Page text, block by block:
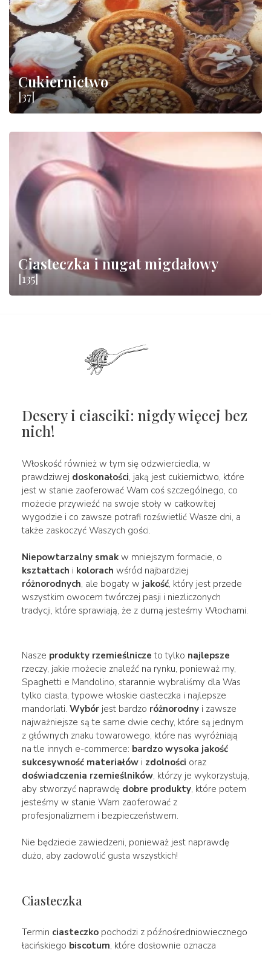
Cukiernictwo
[37]
Ciasteczka i nugat migdałowy
[135]
Desery i ciasciki: nigdy więcej bez
nich!
Włoskość również w tym się odzwierciedla, w
prawdziwej doskonałości, jaką jest cukiernictwo, które
jest w stanie zaoferować Wam coś szczególnego, co
możecie przywieźć na swoje stoły w całkowitej
wygodzie i co zawsze potrafi rozświetlić Wasze dni, a
także zaskoczyć Waszych gości.
Niepowtarzalny smakw mniejszym formacie, o
kształtach i kolorach wśród najbardziej
różnorodnych, ale bogaty w jakość, który jest przede
wszystkim owocem twórczej pasji i niezliczonych
tradycji, które sprawiają, że z dumą jesteśmy Włochami.
Nasze produkty rzemieślnicze to tylko najlepsze
rzeczy, jakie możecie znaleźć na rynku, ponieważ my,
Spaghetti e Mandolino, starannie wybraliśmy dla Was
tylko ciasta, typowe włoskie ciasteczka i najlepsze
mandorlati. Wybórjest bardzo różnorodnyi zawsze
najważniejsze są te same dwie cechy, które są jednym
z głównych znaku towarowego, które nas wyróżniają
na tle innych e-commerce: bardzo wysoka jakość
sukcesywność materiałówi zdolności oraz
doświadczenia rzemieślników, którzy je wykorzystują,
aby stworzyć naprawdę dobre produkty, które potem
jesteśmy w stanie Wam zaoferować z
profesjonalizmem i bezpieczeństwem.
Nie będziecie zawiedzeni, ponieważ jest naprawdę
dużo, aby zadowolić gusta wszystkich!
Ciasteczka
Termin ciasteczkopochodzi z późnośredniowiecznego
łacińskiego biscotum, które dosłownie oznacza